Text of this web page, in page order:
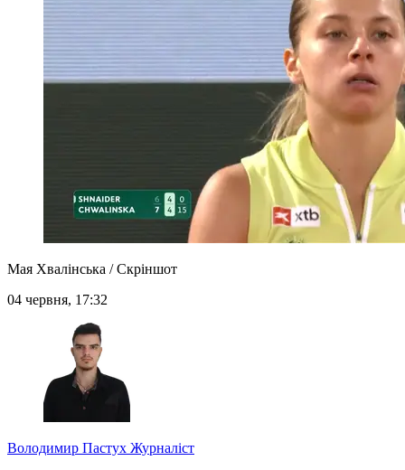
Мая Хвалінська / Скріншот
04 червня, 17:32
Володимир Пастух Журналіст